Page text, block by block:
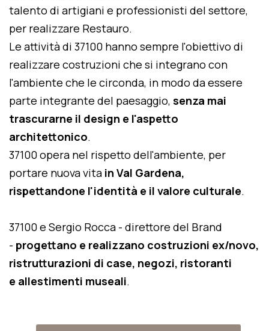
talento di artigiani e professionisti del settore,
per realizzare Restauro.
Le attività di 37100 hanno sempre l'obiettivo di
realizzare costruzioni che si integrano con
l'ambiente che le circonda, in modo da essere
parte integrante del paesaggio, senza mai
trascurarne il design e l'aspetto
architettonico.
37100 opera nel rispetto dell'ambiente, per
portare nuova vita in Val Gardena,
rispettandone l'identità e il valore culturale.
37100 e Sergio Rocca - direttore del Brand
- progettano e realizzano costruzioni ex/novo,
ristrutturazioni di case, negozi, ristoranti
e allestimenti museali.